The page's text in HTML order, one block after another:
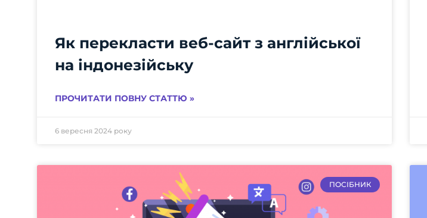
Як перекласти веб-сайт з англійської
на індонезійську
ПРОЧИТАТИ ПОВНУ СТАТТЮ »
6 вересня 2024 року
ПОСІБНИК